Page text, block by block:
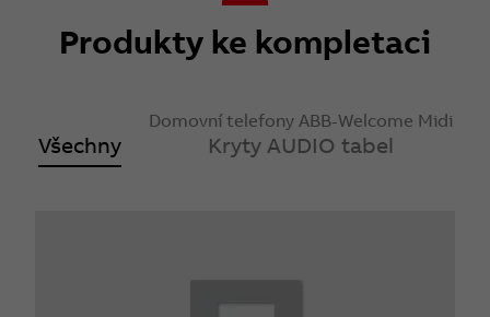
Produkty ke kompletaci
Všechny
Domovní telefony ABB-Welcome Midi
Kryty AUDIO tabel